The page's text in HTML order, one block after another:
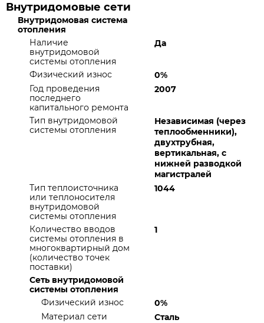
Внутридомовые сети
Внутридомовая система
отопления
Наличие
внутридомовой
системы отопления
Да
Физический износ
0%
Год проведения
последнего
капитального ремонта
2007
Тип внутридомовой
системы отопления
Независимая (через
теплообменники),
двухтрубная,
вертикальная, с
нижней разводкой
магистралей
Тип теплоисточника
или теплоносителя
внутридомовой
системы отопления
1044
Количество вводов
системы отопления в
многоквартирный дом
(количество точек
поставки)
1
Сеть внутридомовой
системы отопления
Физический износ
0%
Материал сети
Сталь